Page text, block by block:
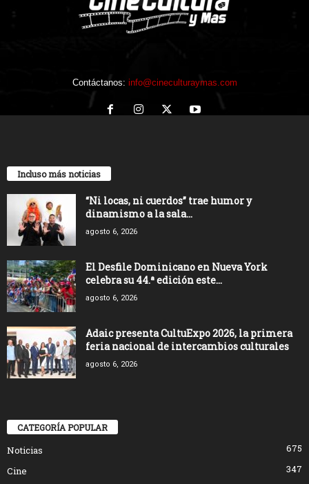
Contáctanos: info@cineculturaymas.com
Incluso más noticias
“Ni locas, ni cuerdos” trae humor y
dinamismo a la sala...
agosto 6, 2026
El Desfile Dominicano en Nueva York
celebra su 44.ª edición este...
agosto 6, 2026
Adaic presenta CultuExpo 2026, la primera
feria nacional de intercambios culturales
agosto 6, 2026
CATEGORÍA POPULAR
Noticias
675
Cine
347